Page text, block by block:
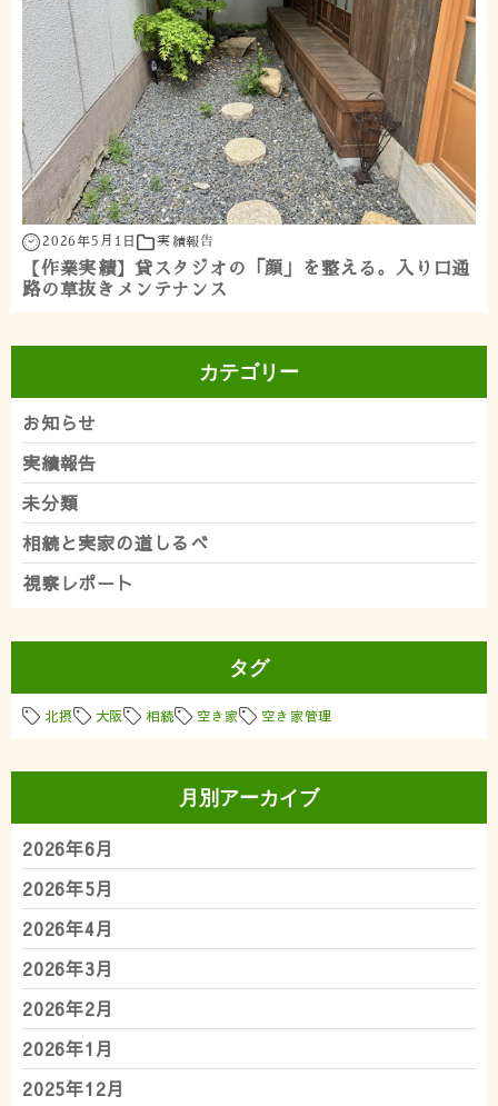
2026年5月1日 実績報告
【作業実績】貸スタジオの「顔」を整える。入り口通
路の草抜きメンテナンス
カテゴリー
お知らせ
実績報告
未分類
相続と実家の道しるべ
視察レポート
タグ
北摂 大阪 相続 空き家 空き家管理
月別アーカイブ
2026年6月
2026年5月
2026年4月
2026年3月
2026年2月
2026年1月
2025年12月